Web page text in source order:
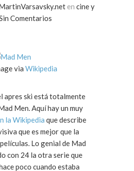
en cine y
Comentarios
via Wikipedia
apres ski está totalmente
hay un muy
la Wikipedia que describe
que es mejor que la
genial de Mad
con 24 la otra serie que
poco cuando estaba